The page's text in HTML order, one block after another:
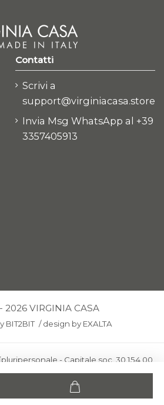
Contatti
Scrivi a
support@virginiacasa.store
Invia Msg WhatsApp al +39
3357405913
2026 VIRGINIA CASA
BIT2BIT /design by EXALTA
- Capitale soc. 30.154,00
– 50025 Montespertoli, loc. Anselmo